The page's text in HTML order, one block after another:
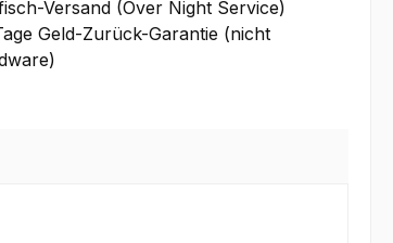
Versand (Over Night Service)
Geld-Zurück-Garantie (nicht